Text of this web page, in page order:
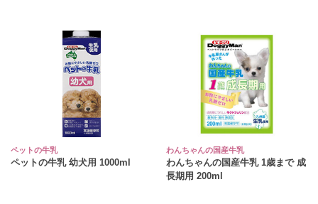
ペットの牛乳
ペットの牛乳 幼犬用 1000ml
わんちゃんの国産牛乳
わんちゃんの国産牛乳 1歳まで 成
長期用 200ml